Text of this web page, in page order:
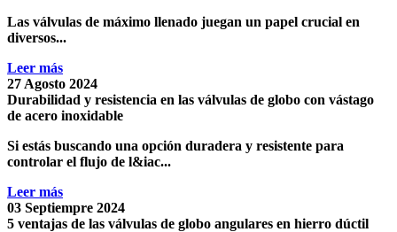
Las válvulas de máximo llenado juegan un papel crucial en
diversos...
Leer más
27 Agosto 2024
Durabilidad y resistencia en las válvulas de globo con vástago
de acero inoxidable
Si estás buscando una opción duradera y resistente para
controlar el flujo de l&iac...
Leer más
03 Septiempre 2024
5 ventajas de las válvulas de globo angulares en hierro dúctil